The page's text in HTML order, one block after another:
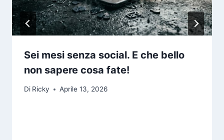
Sei mesi senza social. E che bello
non sapere cosa fate!
Di Ricky Aprile 13, 2026